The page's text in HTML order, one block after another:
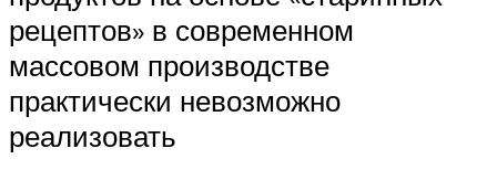
рецептов» в современном
массовом производстве
практически невозможно
реализовать